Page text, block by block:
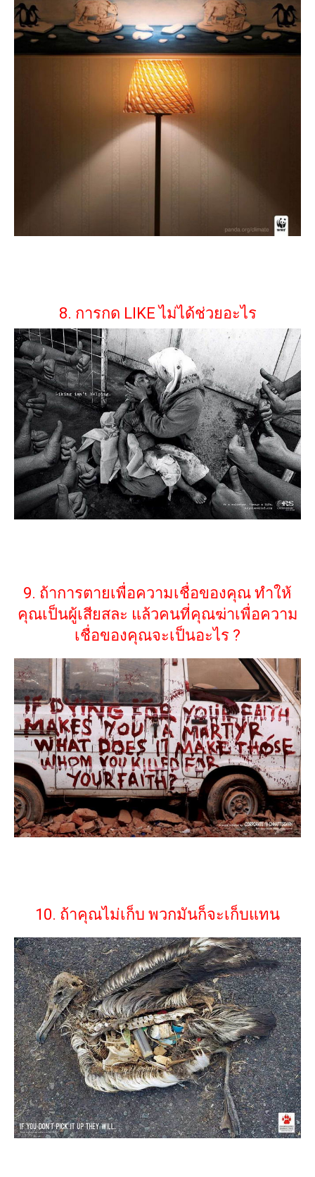
8. การกด LIKE ไม่ได้ช่วยอะไร
9. ถ้าการตายเพื่อความเชื่อของคุณ ทำให้
คุณเป็นผู้เสียสละ แล้วคนที่คุณฆ่าเพื่อความ
เชื่อของคุณจะเป็นอะไร ?
10. ถ้าคุณไม่เก็บ พวกมันก็จะเก็บแทน